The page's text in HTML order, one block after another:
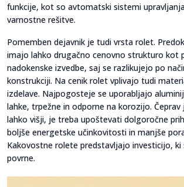
funkcije, kot so avtomatski sistemi
varnostne rešitve.
Pomemben dejavnik je tudi vrsta rolet.
imajo lahko drugačno cenovno strukturo kot
nadokenske izvedbe, saj se razlikujejo po
konstrukciji. Na cenik rolet vplivajo tudi
izdelave. Najpogosteje se uporabljajo
lahke, trpežne in odporne na korozijo.
lahko višji, je treba upoštevati dolgoročne
boljše energetske učinkovitosti in manjše
Kakovostne rolete predstavljajo investicijo, ki
povrne.